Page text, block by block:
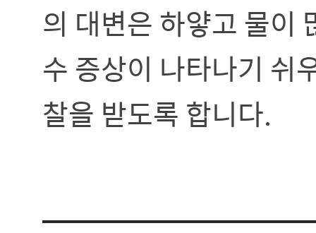
의 대변은 하얗고 물이
수 증상이 나타나기 쉬
찰을 받도록 합니다.